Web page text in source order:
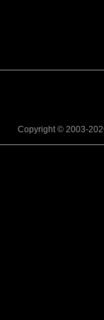
Copyright © 2003-